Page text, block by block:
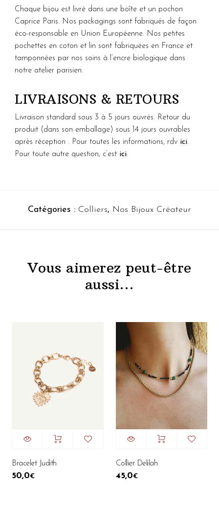
Chaque bijou est livré dans une boîte et un pochon
Caprice Paris. Nos packagings sont fabriqués de façon
éco-responsable en Union Européenne. Nos petites
pochettes en coton et lin sont fabriquées en France et
tamponnées par nos soins à l’encre biologique dans
notre atelier parisien.
LIVRAISONS & RETOURS
Livraison standard sous 3 à 5 jours ouvrés. Retour du
produit (dans son emballage) sous 14 jours ouvrables
après réception . Pour toutes les informations, rdv ici.
Pour toute autre question, c’est ici.
Catégories : Colliers, Nos Bijoux Créateur
Vous aimerez peut-être
aussi…
Bracelet Judith
50,0€
Collier Delilah
45,0€